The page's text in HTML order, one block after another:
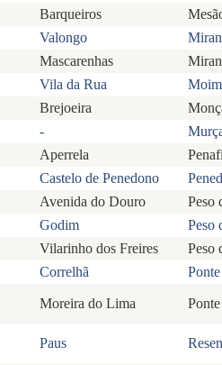
Barqueiros
Valongo
Mascarenhas
Vila da Rua
Brejoeira
-
Aperrela
Castelo de Penedono
Avenida do Douro
Peso
Godim
Peso
Vilarinho dos Freires
Peso
Correlhã
Moreira do Lima
Paus